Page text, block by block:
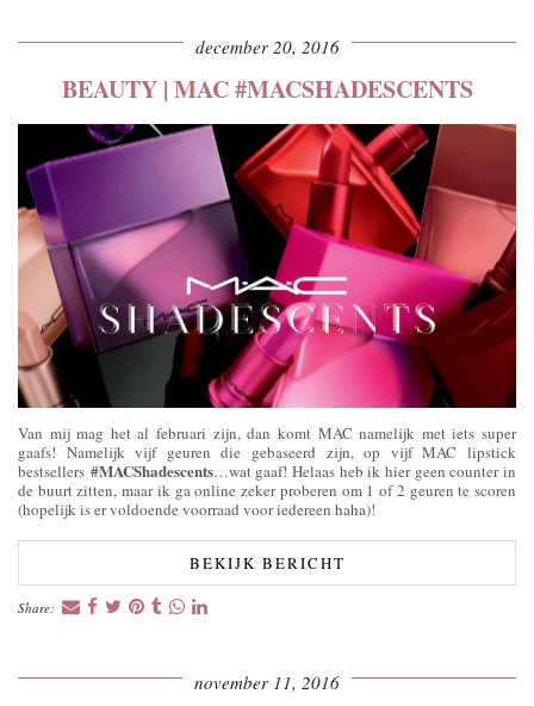
december 20, 2016
BEAUTY | MAC #MACSHADESCENTS
Van mij mag het al februari zijn, dan komt MAC namelijk met iets super
gaafs! Namelijk vijf geuren die gebaseerd zijn, op vijf MAC lipstick
bestsellers #MACShadescents…wat gaaf! Helaas heb ik hier geen counter in
de buurt zitten, maar ik ga online zeker proberen om 1 of 2 geuren te scoren
(hopelijk is er voldoende voorraad voor iedereen haha)!
BEKIJK BERICHT
Share:
november 11, 2016